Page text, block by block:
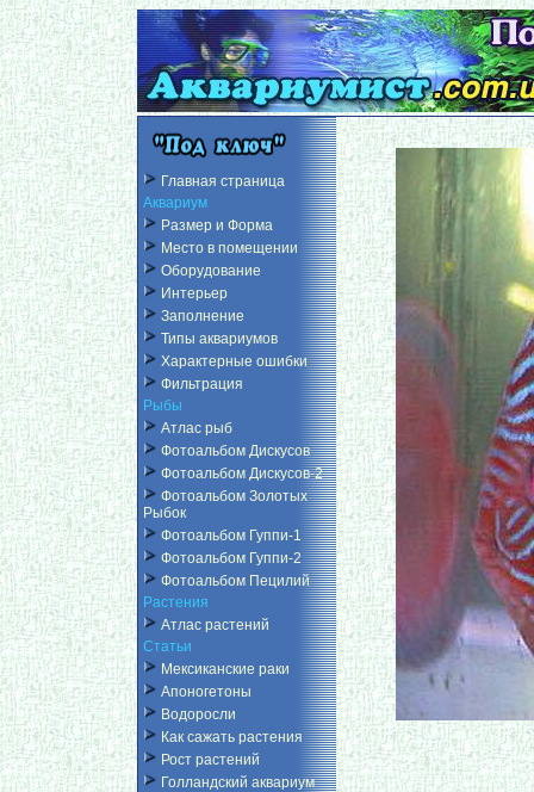
Главная страница
Аквариум
Размер и Форма
Место в помещении
Оборудование
Интерьер
Заполнение
Типы аквариумов
Характерные ошибки
Фильтрация
Рыбы
Атлас рыб
Фотоальбом Дискусов
Фотоальбом Дискусов-2
Фотоальбом Золотых
Рыбок
Фотоальбом Гуппи-1
Фотоальбом Гуппи-2
Фотоальбом Пецилий
Растения
Атлас растений
Статьи
Мексиканские раки
Апоногетоны
Водоросли
Как сажать растения
Рост растений
Голландский аквариум